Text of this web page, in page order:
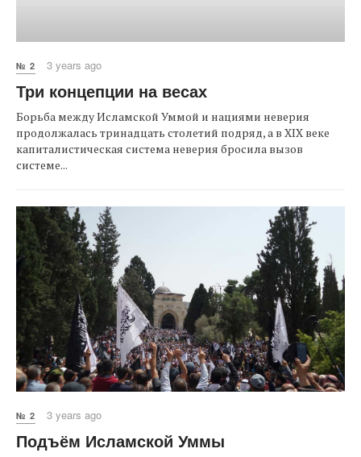
№ 2 3 years ago
Три концепции на весах
Борьба между Исламской Уммой и нациями неверия
продолжалась тринадцать столетий подряд, а в XIX веке
капиталистическая система неверия бросила вызов
системе...
№ 2 3 years ago
Подъём Исламской Уммы